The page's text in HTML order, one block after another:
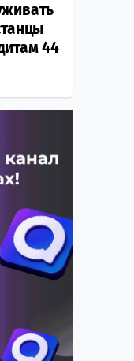
44